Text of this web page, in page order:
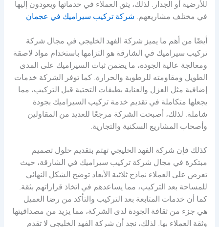
للأرضية أو الجدار. لذلك، يثق العملاء في خدماتها ويعودون إليها
في مختلف مشاريعهم. شركة تركيب سيراميك في عجمان
أيضًا من أهم ما يميز شركة الفهد الخليجي في مجال شركة
تركيب سيراميك في الشارقة هو التزامها باستخدام مواد لاصقة
ومعالجة عالية الجودة، ما يضمن ثبات السيراميك على المدى
الطويل ومقاومته للرطوبة والحرارة. كما توفر الشركة خدمات
إضافية مثل العزل والعناية بطبقات التحتية قبل التركيب، مما
يجعلها متكاملة في تقديم خدمة تركيب السيراميك بجودة
شاملة. لذلك، أصبحت الشركة مرجعًا للعديد من المقاولين
وأصحاب المشاريع السكنية والتجارية.
كذلك فإن شركة الفهد الخليجي تهتم بتقديم حلول تصميم
مبتكرة في مجال شركة تركيب سيراميك في الشارقة، حيث
تعرض على العملاء نماذج ثلاثية الأبعاد توضح الشكل النهائي
للمساحة بعد التركيب، مما يساعدهم في اتخاذ قراراتهم بثقة.
كما أن خدمات المتابعة بعد التركيب والتأكد من رضا العميل
هي جزء من ثقافة الجودة لدى الشركة، مما يزيد من مصداقيتها
وثقة العملاء بها. لذلك، نجد أن شركة الفهد الخليجي لا تقدم